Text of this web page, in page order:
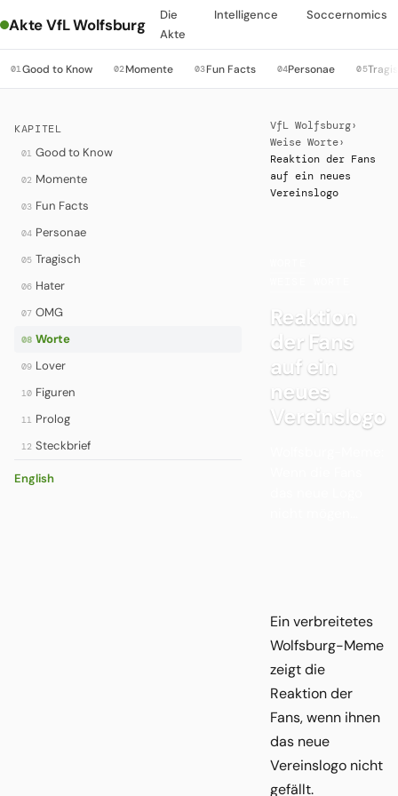
Akte VfL Wolfsburg
Die
Akte
Intelligence Soccernomics
01Good to Know 02Momente 03Fun Facts 04Personae 05
KAPITEL
01 Good to Know
02 Momente
03 Fun Facts
04 Personae
05 Tragisch
06 Hater
07 OMG
08 Worte
09 Lover
10 Figuren
11 Prolog
12 Steckbrief
English
VfL Wolfsburg›
Weise Worte›
Reaktion der Fans
auf ein neues
Vereinslogo
Reaktion
der Fans
auf ein
neues
Vereinslogo
Ein verbreitetes
Wolfsburg-Meme
zeigt die
Reaktion der
Fans, wenn ihnen
das neue
Vereinslogo nicht
gefällt.